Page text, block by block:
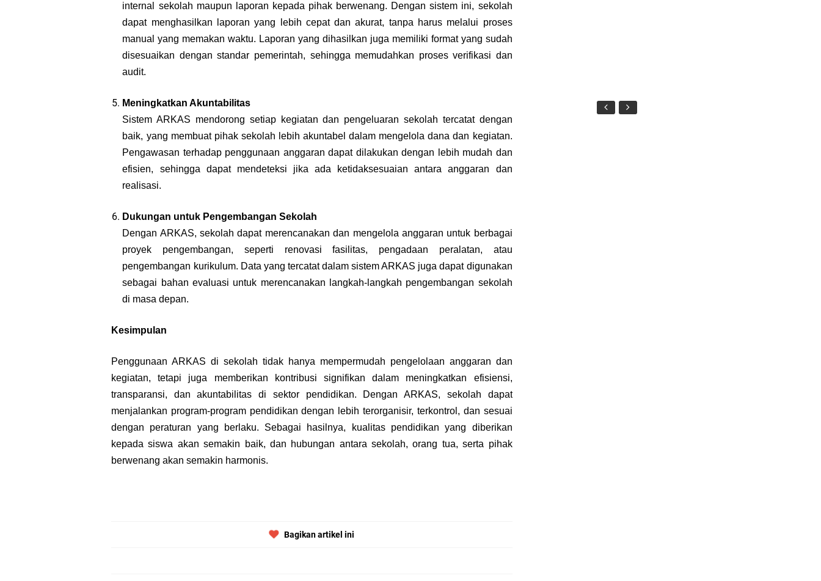
internal sekolah maupun laporan kepada pihak berwenang. Dengan sistem ini, sekolah
dapat menghasilkan laporan yang lebih cepat dan akurat, tanpa harus melalui proses
manual yang memakan waktu. Laporan yang dihasilkan juga memiliki format yang sudah
disesuaikan dengan standar pemerintah, sehingga memudahkan proses verifikasi dan
audit.
Meningkatkan Akuntabilitas
Sistem ARKAS mendorong setiap kegiatan dan pengeluaran sekolah tercatat dengan
baik, yang membuat pihak sekolah lebih akuntabel dalam mengelola dana dan kegiatan.
Pengawasan terhadap penggunaan anggaran dapat dilakukan dengan lebih mudah dan
efisien, sehingga dapat mendeteksi jika ada ketidaksesuaian antara anggaran dan
realisasi.
Dukungan untuk Pengembangan Sekolah
Dengan ARKAS, sekolah dapat merencanakan dan mengelola anggaran untuk berbagai
proyek pengembangan, seperti renovasi fasilitas, pengadaan peralatan, atau
pengembangan kurikulum. Data yang tercatat dalam sistem ARKAS juga dapat digunakan
sebagai bahan evaluasi untuk merencanakan langkah-langkah pengembangan sekolah
di masa depan.
Kesimpulan
Penggunaan ARKAS di sekolah tidak hanya mempermudah pengelolaan anggaran dan
kegiatan, tetapi juga memberikan kontribusi signifikan dalam meningkatkan efisiensi,
transparansi, dan akuntabilitas di sektor pendidikan. Dengan ARKAS, sekolah dapat
menjalankan program-program pendidikan dengan lebih terorganisir, terkontrol, dan sesuai
dengan peraturan yang berlaku. Sebagai hasilnya, kualitas pendidikan yang diberikan
kepada siswa akan semakin baik, dan hubungan antara sekolah, orang tua, serta pihak
berwenang akan semakin harmonis.
Bagikan artikel ini